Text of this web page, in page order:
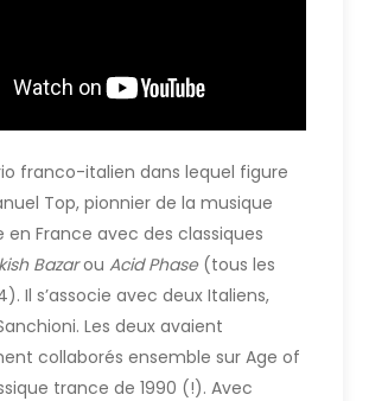
franco-italien dans lequel figure
Top, pionnier de la musique
en France avec des classiques
BazarouAcid Phase (tous les
Il s’associe avec deux Italiens,
Les deux avaient
collaborés ensemble sur Age of
trance de 1990 (!). Avec